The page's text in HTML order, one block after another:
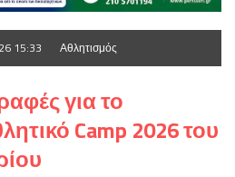
15:33 Αθλητισμός
για το
Camp 2026 του